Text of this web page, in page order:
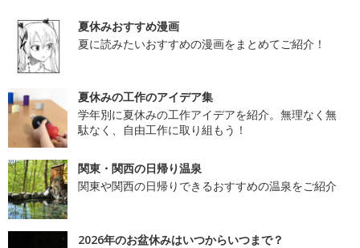
夏休みおすすめ漫画
夏に読みたいおすすめの漫画をまとめてご紹介！
夏休みの工作のアイデア集
学年別に夏休みの工作アイデアを紹介。無理なく無
駄なく、自由工作に取り組もう！
関東・関西の日帰り温泉
関東や関西の日帰りできるおすすめの温泉をご紹介
2026年のお盆休みはいつからいつまで？